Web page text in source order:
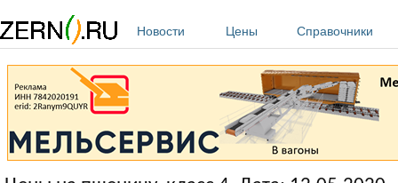
Новости
Цены Справочники